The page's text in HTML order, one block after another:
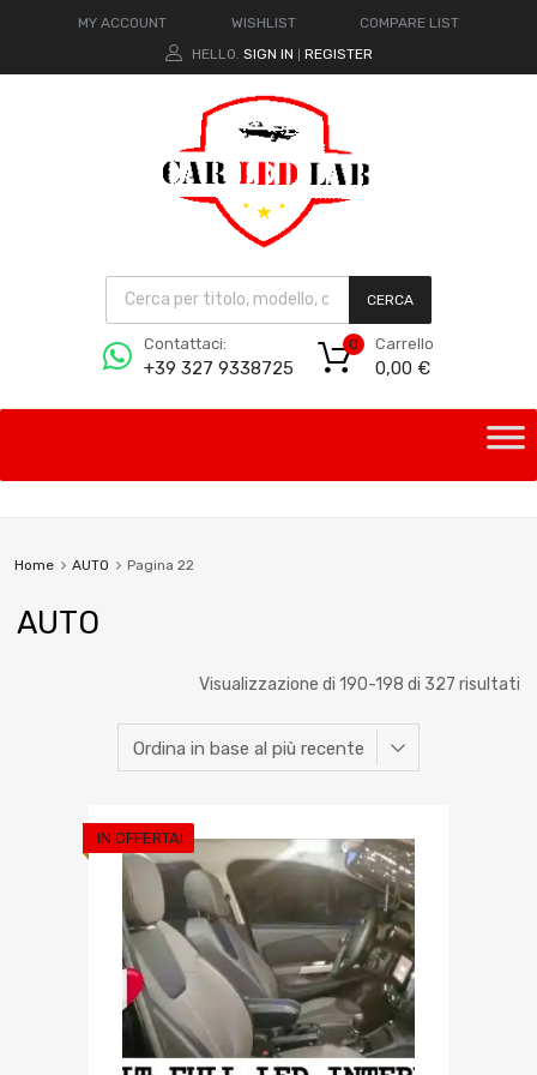
MY ACCOUNT WISHLIST
COMPARE LIST
HELLO. SIGN IN REGISTER
CERCA
Contattaci:
+39 327 9338725
Carrello
0,00 €
0
Home AUTO Pagina 22
AUTO
Visualizzazione di 190-198 di 327 risultati
IN OFFERTA!